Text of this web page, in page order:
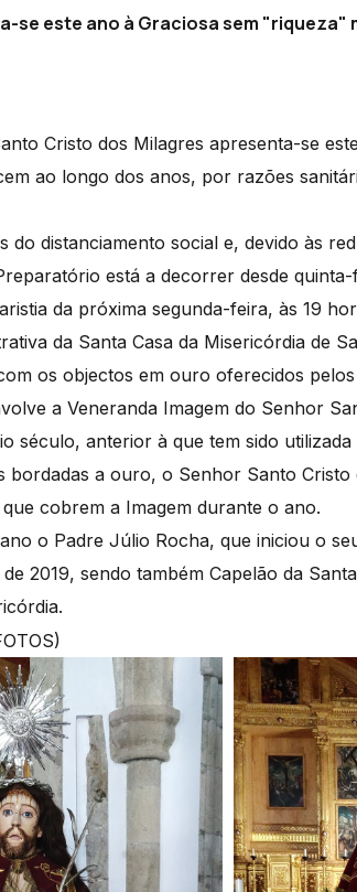
se este ano à Graciosa sem "riqueza"
Cristo dos Milagres apresenta-se
ao longo dos anos, por razões
do distanciamento social e, devido às
está a decorrer desde
da próxima segunda-feira, às 19
da Santa Casa da Misericórdia de
os objectos em ouro oferecidos pelos
a Veneranda Imagem do Senhor
século, anterior à que tem sido
bordadas a ouro, o Senhor Santo
cobrem a Imagem durante o ano.
o Padre Júlio Rocha, que iniciou o
2019, sendo também Capelão da